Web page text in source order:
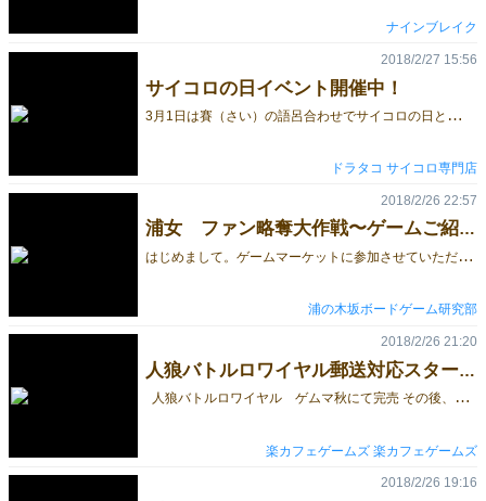
ナインブレイク
サイコロの日イベント開催中！
3
月1日は賽（さい）の語呂合わせでサイコロの日と言う事で サイコロ専門店ドラタコでは3月1日23:59までの間、サイコロのプレゼントイベントを実施中です！ ◆イベント内容 ご注文頂いた商品合計金額が3,156円増える毎にサイコロを2個プレゼント！ 【3,156円】以上で→2個 【6,312円】以上で→4個 【9,468円】以上で→6個 【12,624円】以上で→8個 ※上限はございません。 ご注意事項 ・商品合計金額に送料は含まれません。 ・デザインは当方のおまかせとなります。 ・メルマガ会員様は27日のメルマガに記載されたクーポンのご利用でサイコロが＋1個になります！！ ・クーポンはドラタコ本店でのみご利用いただけます。ヤフー店ではご利用頂く事が出来ません。 ◆イベント期間 2月27日10:00 ～ 3月1日23:59 まで ◆おススメ商品 エルダーダイス クトゥルフ エルダーダイス ドゥームエディション アイアンダイ アンリミテッドダイス9個セット パープル 新年度のボドゲ会を新しいサイコロで遊びませんか？ ドラタコ
2018/2/27 15:56
ドラタコ サイコロ専門店
浦女 ファン略奪大作戦〜ゲームご紹介 その１〜
は
じめまして。ゲームマーケットに参加させていただくことになりました、「浦の木坂ボードゲーム研究部」のなかぞーと申します。 初めてのゲームマーケット参加ということで、よくわからないことも沢山ありますが、どうぞ宜しくお願いいたします。 さて、今回頒布させていただくゲームは、「浦女 ファン略奪大作戦」です。 本ゲームは昨年１２月にリリースし、幾つかのイベントで頒布させていただいております。 担当アイドルのファン数を競うゲームで、少ないファン数をプレーヤー同士で取り合う、という内容です。 ゲームスペック： カード １００枚 ゲームコマ ３３個 サイコロ ２個 取扱説明書 １冊 プレー人数 ２〜４名 プレー時間 ３０〜６０分 細かなゲームルールについては、また別の機会にご紹介させていただこうと思います。引き続き、どうぞ宜しくお願いします。
2018/2/26 22:57
浦の木坂ボードゲーム研究部
人狼バトルロワイヤル郵送対応スタート♪今後委託販売も行う予定です☆彡
人狼バトルロワイヤル ゲムマ秋にて完売 その後、制作を頑張っておりました。 お待ちの皆様、長らくお待たせいたしました。 本当に遅くなってすみません。 委託販売は、申請手続き＆審査等あり少し時間がかかりますので、 先に個別に郵送対応させていただきます。 詳しくは、こちらをご参考ください。 https://docs.google.com/forms/d/e/1FAIpQLSf5L0pJuY_sfIdFATF2F7M4v6ythbG1tgwcWKaR_UkxMEjw1A/viewform 人狼ゲームのその後のお話です。 人狼をしとめる事が出来なかった為、村は崩壊しました。 そこから、10年後、人狼にリベンジに燃えてバトルが勃発します。 人狼率いるチーム、リベンジに燃えるチーム、その戦いに巻き込まれた村人チーム 3チームにより、すごろくをしながら、バトルをするダイスゲー 人狼ゲーム×すごろく×バトル のゲームです。 サイコロ振って、止まった駒のアクションをしながら、仲間を探します。 さらには、攻撃範囲にいる人を指名してバトルもできます。 自分の味方を探しながら、敵を見つけて、敵を全滅させて生き残りましょう♪ 全員役職あり、すごく楽しい♪ しかしこの役職、皆にばらす必要があるんです。 自分の役職を公開した時に、役職ごとに割り当てられている能力が活用でき、ゲームを支配できます。 どのタイミングで自分の役職をみんなに公開するのか、このタイミングがすごく重要です。 人狼ゲームのアナザー世界をご提供いたします♪ ☆楽カフェゲームズからのお知らせ☆ 大阪ゲムマ春には、参加しない事になりました。 次回は、東京ゲムマ5月5日（土）に参加決定いたしております。 新作ゲーム間に合うか・・・・心配ですが、 頑張って作っています。 どうぞ、よろしくお願いいたします。
2018/2/26 21:20
楽カフェゲームズ 楽カフェゲームズ
2018/2/26 19:16